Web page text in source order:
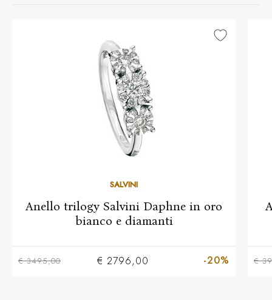
SALVINI
Anello trilogy Salvini Daphne in oro
bianco e diamanti
€ 3495,00 € 2796,00 -20% €